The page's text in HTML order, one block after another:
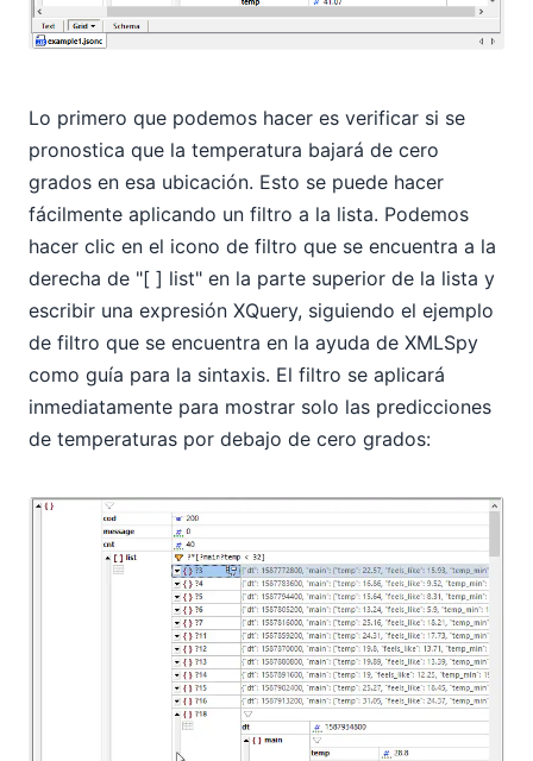
Lo primero que podemos hacer es verificar si se
pronostica que la temperatura bajará de cero
grados en esa ubicación. Esto se puede hacer
fácilmente aplicando un filtro a la lista. Podemos
hacer clic en el icono de filtro que se encuentra a la
derecha de "[ ] list" en la parte superior de la lista y
escribir una expresión XQuery, siguiendo el ejemplo
de filtro que se encuentra en la ayuda de XMLSpy
como guía para la sintaxis. El filtro se aplicará
inmediatamente para mostrar solo las predicciones
de temperaturas por debajo de cero grados: